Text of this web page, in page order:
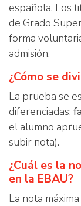
española. Los
de Grado
forma
admisión.
¿Cómo se
La prueba se
diferenciadas:
el alumno
subir nota).
¿Cuál es la
en la EBAU?
La nota